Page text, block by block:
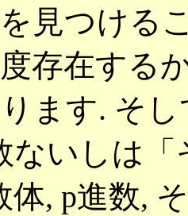
を見つける
存在する
ます. そ
ないしは
体, p進数,